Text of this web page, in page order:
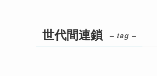
世代間連鎖 – tag –